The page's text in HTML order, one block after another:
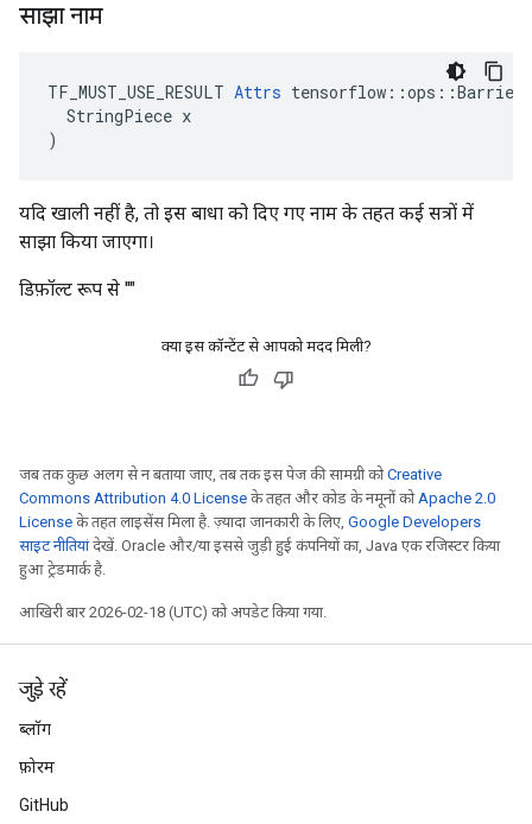
साझा नाम
TF_MUST_USE_RESULT Attrs
  StringPiece x
)
यदि खाली नहीं है, तो इस बाधा को दिए गए नाम के तहत कई सत्रों में
साझा किया जाएगा।
डिफ़ॉल्ट रूप से ""
क्या इस कॉन्टेंट से आपको मदद मिली?
जब तक कुछ अलग से न बताया जाए, तब तक इस पेज की सामग्री कोCreative
Commons Attribution 4.0 License के तहत और कोड के नमूनों कोApache 2.0
License के तहत लाइसेंस मिला है. ज़्यादा जानकारी के लिए, Google Developers
साइट नीतियांदेखें. Oracle और/या इससे जुड़ी हुई कंपनियों का, Java एक रजिस्टर किया
हुआ ट्रेडमार्क है.
आखिरी बार 2026-02-18 (UTC) को अपडेट किया गया.
जुड़े रहें
ब्लॉग
फ़ोरम
GitHub